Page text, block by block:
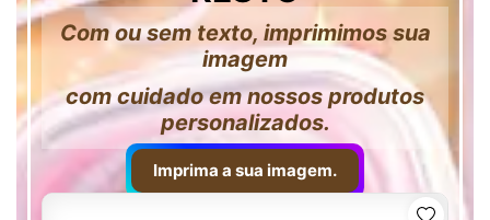
Com ou sem texto, imprimimos sua
imagem
com cuidado em nossos produtos
personalizados.
Imprima a sua imagem.